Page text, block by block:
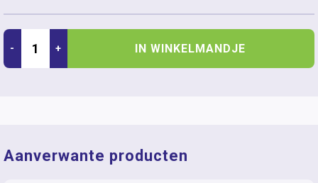
- + IN WINKELMANDJE
Aanverwante producten